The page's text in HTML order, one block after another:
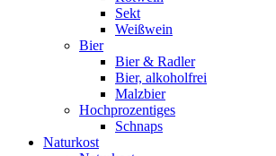
Sekt
Weißwein
Bier
Bier & Radler
Bier, alkoholfrei
Malzbier
Hochprozentiges
Schnaps
Naturkost